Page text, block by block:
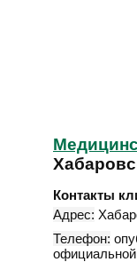
Контакты
Адрес:
Телефон:
официальной